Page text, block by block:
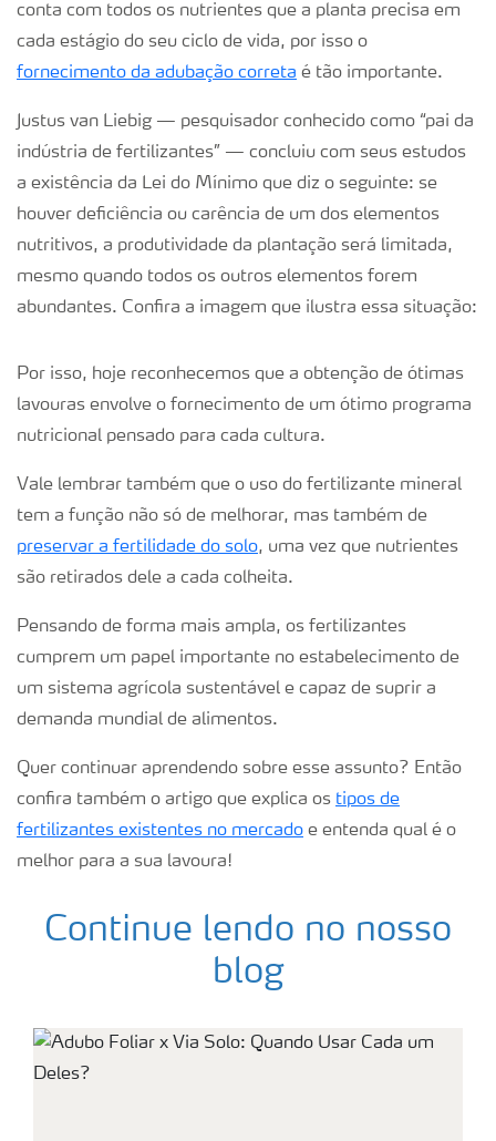
conta com todos os nutrientes que a planta precisa em
cada estágio do seu ciclo de vida, por isso o
fornecimento da adubação correta é tão importante.
Justus van Liebig — pesquisador conhecido como “pai da
indústria de fertilizantes” — concluiu com seus estudos
a existência da Lei do Mínimo que diz o seguinte: se
houver deficiência ou carência de um dos elementos
nutritivos, a produtividade da plantação será limitada,
mesmo quando todos os outros elementos forem
abundantes. Confira a imagem que ilustra essa situação:
Por isso, hoje reconhecemos que a obtenção de ótimas
lavouras envolve o fornecimento de um ótimo programa
nutricional pensado para cada cultura.
Vale lembrar também que o uso do fertilizante mineral
tem a função não só de melhorar, mas também de
preservar a fertilidade do solo, uma vez que nutrientes
são retirados dele a cada colheita.
Pensando de forma mais ampla, os fertilizantes
cumprem um papel importante no estabelecimento de
um sistema agrícola sustentável e capaz de suprir a
demanda mundial de alimentos.
Quer continuar aprendendo sobre esse assunto? Então
confira também o artigo que explica os tipos de
fertilizantes existentes no mercado e entenda qual é o
melhor para a sua lavoura!
Continue lendo no nosso
blog